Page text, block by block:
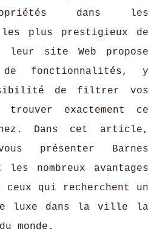
dans les
les plus prestigieux de
site Web propose
de fonctionnalités, y
de filtrer vos
trouver exactement ce
Dans cet article,
présenter Barnes
nombreux avantages
qui recherchent un
luxe dans la ville la
monde.